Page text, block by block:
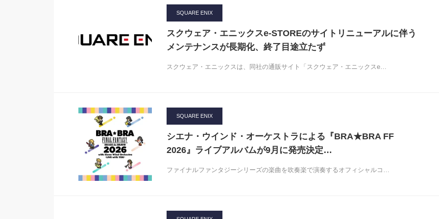
SQUARE ENIX
スクウェア・エニックスe-STOREのサイトリニューアルに伴う
メンテナンスが長期化、終了目途立たず
スクウェア・エニックスは、同社の通販サイト「スクウェア・エニックスe…
SQUARE ENIX
シエナ・ウインド・オーケストラによる『BRA★BRA FF
2026』ライブアルバムが9月に発売決定…
ファイナルファンタジーシリーズの楽曲を吹奏楽で演奏するオフィシャルコ…